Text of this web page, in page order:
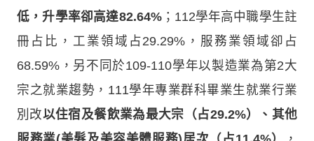
低，升學率卻高達82.64%；112學年高中職學生註
冊占比，工業領域占29.29%，服務業領域卻占
68.59%，另不同於109-110學年以製造業為第2大
宗之就業趨勢，111學年專業群科畢業生就業行業
別改以住宿及餐飲業為最大宗（占29.2%）、其他